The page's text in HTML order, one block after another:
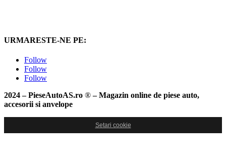
URMARESTE-NE PE:
Follow
Follow
Follow
2024 – PieseAutoAS.ro ®– Magazin online de piese auto,
accesorii si anvelope
Setari cookie